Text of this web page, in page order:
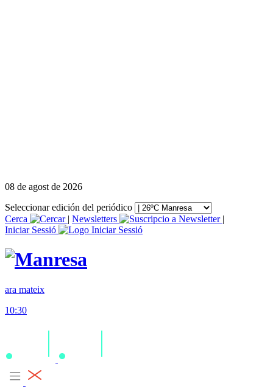
08 de agost de 2026
Seleccionar edición del periódico
Cerca
| Newsletters
|
Iniciar Sessió
ara mateix
10:30